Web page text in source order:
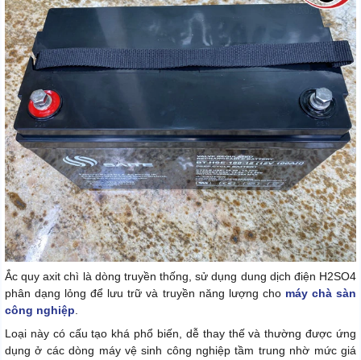
Ắc quy axit chì là dòng truyền thống, sử dụng dung dịch điện H2SO4
phân dạng lỏng để lưu trữ và truyền năng lượng cho máy chà sàn
công nghiệp
Loại này có cấu tạo khá phổ biến, dễ thay thế và thường được ứng
dụng ở các dòng máy vệ sinh công nghiệp tầm trung nhờ mức giá